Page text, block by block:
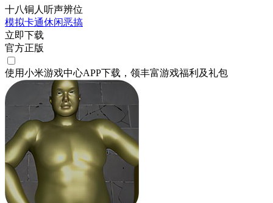
十八铜人听声辨位
模拟卡通休闲恶搞
立即下载
官方正版
使用小米游戏中心APP下载 ，领丰富游戏福利 及礼包